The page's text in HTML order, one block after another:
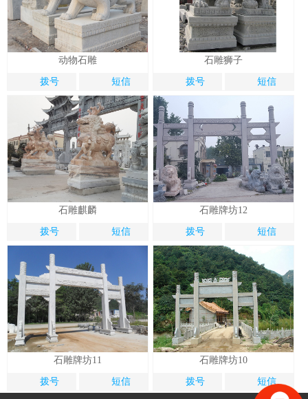
动物石雕
拨号 短信
石雕狮子
拨号 短信
石雕麒麟
拨号 短信
石雕牌坊12
拨号 短信
石雕牌坊11
拨号 短信
石雕牌坊10
拨号 短信